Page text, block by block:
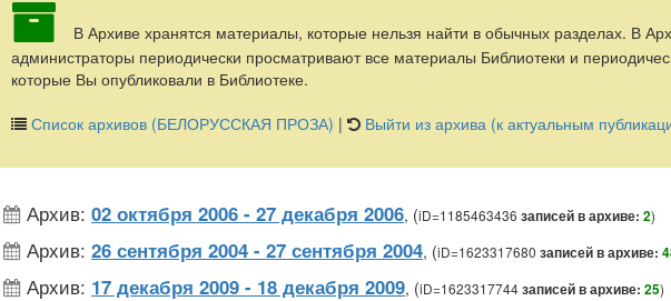
В Архиве хранятся материалы, которые нельзя найти в обычных разделах. В
администраторы периодически просматривают все материалы Библиотеки и
которые Вы опубликовали в Библиотеке.
Список архивов (БЕЛОРУССКАЯ ПРОЗА) | Выйти из архива (к актуальным
Архив: 02 октября 2006 - 27 декабря 2006, (iD=1185463436 записей в архиве: 2)
Архив: 26 сентября 2004 - 27 сентября 2004, (iD=1623317680 записей в архиве:
Архив: 17 декабря 2009 - 18 декабря 2009, (iD=1623317744записей в архиве: 25)